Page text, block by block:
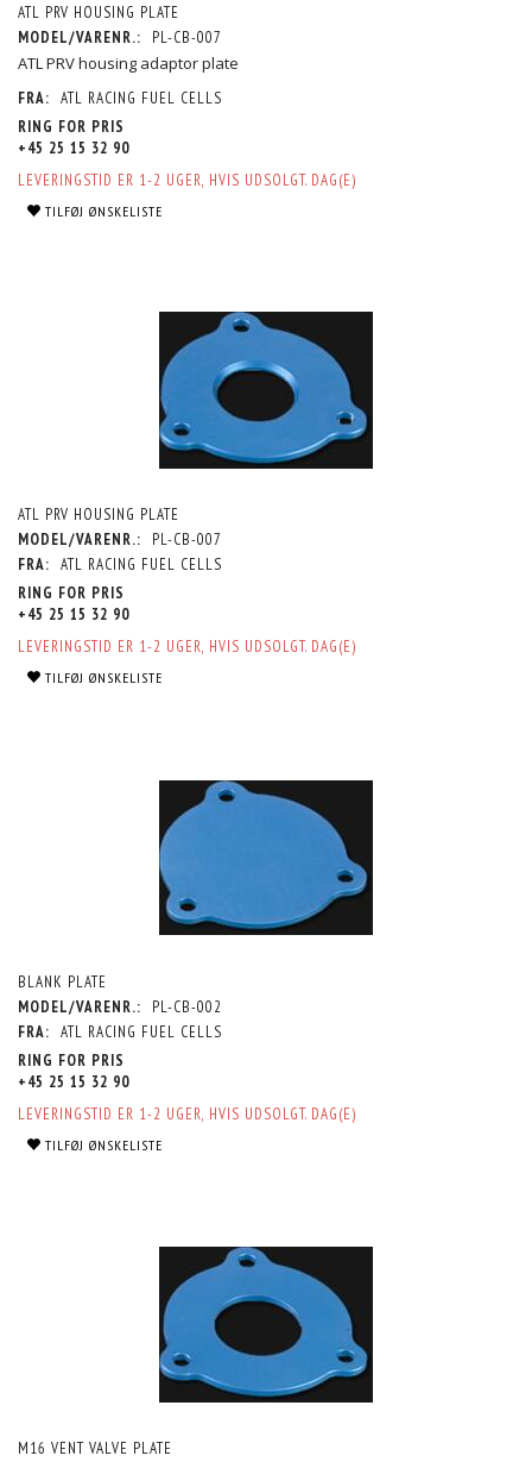
ATL PRV HOUSING PLATE
MODEL/VARENR.:
PL-CB-007
ATL PRV housing adaptor plate
FRA: ATL RACING FUEL CELLS
RING FOR PRIS
+45 25 15 32 90
LEVERINGSTID ER 1-2 UGER, HVIS UDSOLGT. DAG(E)
TILFØJ ØNSKELISTE
ATL PRV HOUSING PLATE
MODEL/VARENR.:
PL-CB-007
FRA: ATL RACING FUEL CELLS
RING FOR PRIS
+45 25 15 32 90
LEVERINGSTID ER 1-2 UGER, HVIS UDSOLGT. DAG(E)
TILFØJ ØNSKELISTE
BLANK PLATE
MODEL/VARENR.:
PL-CB-002
FRA: ATL RACING FUEL CELLS
RING FOR PRIS
+45 25 15 32 90
LEVERINGSTID ER 1-2 UGER, HVIS UDSOLGT. DAG(E)
TILFØJ ØNSKELISTE
M16 VENT VALVE PLATE